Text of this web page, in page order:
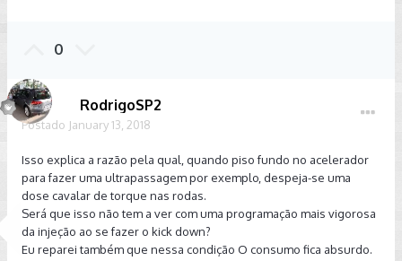
cons-tecnico/turbo-a-
sobrepressao-temporaria-e-a-
potencia-efetiva/
Turbo: a sobrepressão temporária
0
RodrigoSP2
Postado January 13, 2018
Isso explica a razão pela qual, quando piso fundo no acelerador
para fazer uma ultrapassagem por exemplo, despeja-se uma
dose cavalar de torque nas rodas.
Será que isso não tem a ver com uma programação mais vigorosa
da injeção ao se fazer o kick down?
Eu reparei também que nessa condição O consumo fica absurdo.